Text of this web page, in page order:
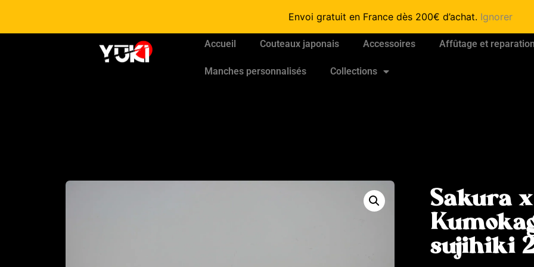
Envoi gratuit en France dès 200€ d’achat. Ignorer
Accueil Couteaux japonais Accessoires Affûtage et reparation
Manches personnalisés Collections
Sakura
sujihiki